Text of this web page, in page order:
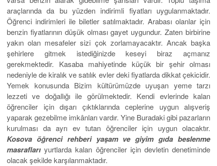
araçlarında da bu yüzden indirimli fiyatları uygulanmaktadır.
Öğrenci indirimleri ile biletler satılmaktadır. Arabası olanlar için
benzin fiyatlarının düşük olması gayet uygundur. Zaten birbirine
yakın olan mesafeler sizi çok zorlamayacaktır. Ancak başka
şehirlere gitmek istediğinizde keseyi biraz açmanız
gerekmektedir. Kasaba mahiyetinde küçük bir şehir olması
nedeniyle de kiralık ve satılık evler deki fiyatlarda dikkat çekicidir.
Yemek konusunda Bizim kültürümüzde uyuşan yeme tarzı
lezzeti ve doğallığı ile görülmektedir. Kendi evlerinde kalan
öğrenciler için dışarı çıktıklarında ceplerine uygun alışveriş
yaparak gezebilme imkânları vardır. Yine Buradaki gibi pazarların
kurulması da ayrı ev tutan öğrenciler için uygun olacaktır.
Kosova öğrenci rehberi yaşam ve giyim gıda beslenme
masrafları yurtlarda kalan öğrenciler için devletin denetiminde
olacak şekilde karşılanmaktadır.